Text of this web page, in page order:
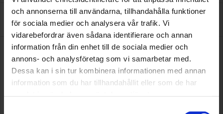
och annonserna till användarna, tillhandahålla funktioner
för sociala medier och analysera vår trafik. Vi
vidarebefordrar även sådana identifierare och annan
information från din enhet till de sociala medier och
annons- och analysföretag som vi samarbetar med.
Dessa kan i sin tur kombinera informationen med annan
information som du har tillhandahållit eller som de har
Om oss
Vi är en allbilsverkstad som utför service och reparationer
på samtliga bilmärken och är specialiserade på Volvo och
Renault.Vi är stolta över att ha blivit utsedda till en av
Sveriges tio bästa bilverkstäder 2026 av Reco. Ett kvitto